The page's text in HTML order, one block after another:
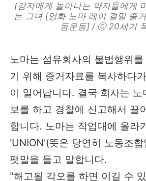
(강자에게 놀아나는 약자들에게
는 그녀 [영화 노마 레이 결말 줄
동운동] / ⓒ 20세기
노마는 섬유회사의 불법행위
기 위해 증거자료를 복사하다
이 일어납니다. 결국 회사는 노
보를 하고 경찰에 신고해서 끌
합니다. 노마는 작업대에 올라
'UNION'(뜻은 당연히 노동조
팻말을 들고 말합니다.
"해고될 각오를 하면 이길 수